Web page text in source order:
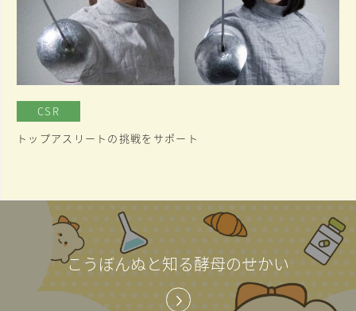
CSR
トップアスリートの挑戦をサポート
こうぼんぬと知る酵母のせかい